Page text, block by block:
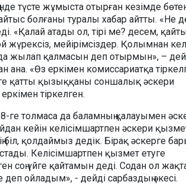
түсте жұмыста отырған кезімде
болғаны туралы хабар айтты. «Не
«Қалай атады ол, тірі ме? десем,
мейірімсіздер. Қолымнан
жылап қалмасын деп отырмын», –
«Өз еркімен комиссариатқа
қатты қызыққаны соншалық әскери
тіркелген.
ге толмаса да баламның қалауымен
кейін келісімшартпен әскери
қолдаймыз дедік. Бірақ әскерге
Келісімшартпен қызмет етуге
үйге қайтамын деді. Содан ол жақтан
ойладым», - дейді сарбаздың әкесі.